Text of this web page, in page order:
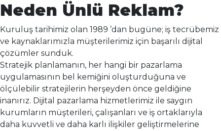
Neden Ünlü Reklam?
Kuruluş tarihimiz olan 1989 ’dan bugüne; iş tecrübemiz
ve kaynaklarımızla müşterilerimiz için başarılı dijital
çözümler sunduk.
Stratejik planlamanın, her hangi bir pazarlama
uygulamasının bel kemiğini oluşturduğuna ve
ölçülebilir stratejilerin herşeyden önce geldiğine
inanırız. Dijital pazarlama hizmetlerimiz ile saygın
kurumların müşterileri, çalışanları ve iş ortaklarıyla
daha kuvvetli ve daha karlı ilişkiler geliştirmelerine